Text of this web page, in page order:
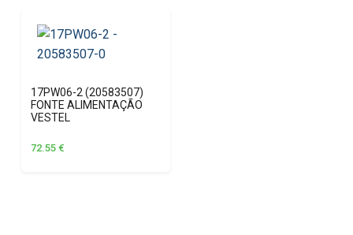
17PW06-2 (20583507)
FONTE ALIMENTAÇÃO
VESTEL
72.55 €